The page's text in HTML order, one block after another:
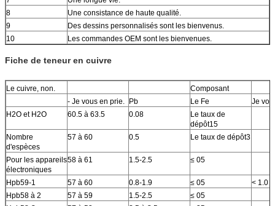
8
Une consistance de haute qualité.
9
Des dessins personnalisés sont les bienvenus.
10
Les commandes OEM sont les bienvenues.
Fiche de teneur en cuivre
Le cuivre, non.
Composant
- Je vous en prie. Pb Le Fe
Je
H2O et H2O
60.5 à 63.5 0.08
Le taux de
dépôt15
Nombre
d'espèces
57 à 60 0.5 Le taux de dépôt3
Pour les appareils
électroniques
58 à 61 1.5-2.5 ≤ 05
Hpb59-1 57 à 60 0.8-1.9 ≤ 05
< 1.0
Hpb58 à 2
57 à 59 1.5-2.5
≤ 05